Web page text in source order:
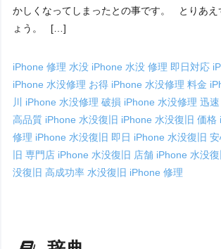
かしくなってしまったとの事です。 とりあえ
ょう。 […]
iPhone 修理 水没 iPhone 水没 修理 即日対応
iPhone 水没修理 お得 iPhone 水没修理 料金
川 iPhone 水没修理 破損 iPhone 水没修理 迅速
高品質 iPhone 水没復旧 iPhone 水没復旧 価格
修理 iPhone 水没復旧 即日 iPhone 水没復旧
旧 専門店 iPhone 水没復旧 店舗 iPhone 水没復
没復旧 高成功率水没復旧 iPhone 修理